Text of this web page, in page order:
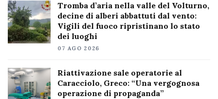
Tromba d’aria nella valle del Volturno,
decine di alberi abbattuti dal vento:
Vigili del fuoco ripristinano lo stato
dei luoghi
07 AGO 2026
Riattivazione sale operatorie al
Caracciolo, Greco: “Una vergognosa
operazione di propaganda”